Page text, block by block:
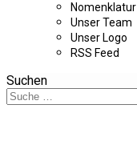
Nomenklatur
Unser Team
Unser Logo
RSS Feed
Suchen